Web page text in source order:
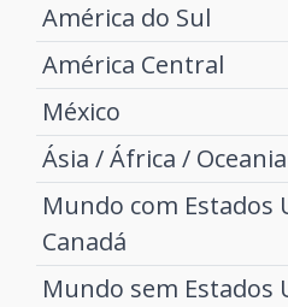
América do Sul
América Central
México
Ásia / África / Oceania
Mundo com Estados
Canadá
Mundo sem Estados